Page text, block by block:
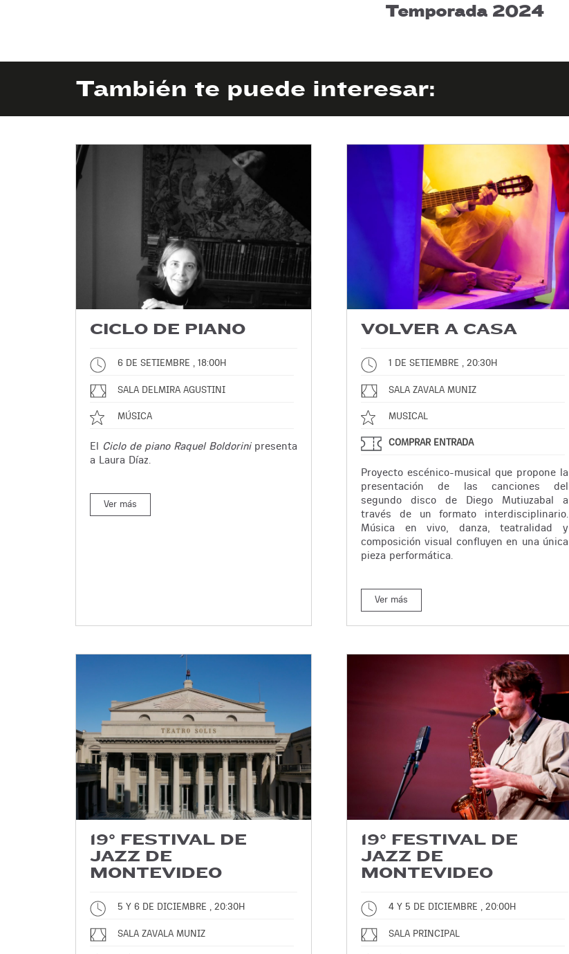
Temporada 2024
También te puede interesar:
CICLO DE PIANO
6 DE SETIEMBRE , 18:00H
SALA DELMIRA AGUSTINI
MÚSICA
El Ciclo de piano Raquel Boldorinipresenta
a Laura Díaz.
Ver más
VOLVER A CASA
1 DE SETIEMBRE , 20:30H
SALA ZAVALA MUNIZ
MUSICAL
COMPRAR ENTRADA
Proyecto escénico-musical que propone la
presentación de las canciones del
segundo disco de Diego Mutiuzabal a
través de un formato interdisciplinario.
Música en vivo, danza, teatralidad y
composición visual confluyen en una única
pieza performática.
Ver más
19° FESTIVAL DE
JAZZ DE
MONTEVIDEO
5 Y 6 DE DICIEMBRE , 20:30H
SALA ZAVALA MUNIZ
19° FESTIVAL DE
JAZZ DE
MONTEVIDEO
4 Y 5 DE DICIEMBRE , 20:00H
SALA PRINCIPAL